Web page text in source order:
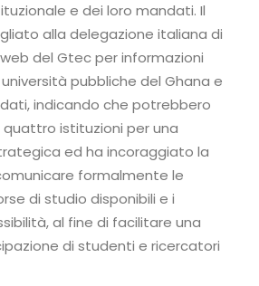
e dei loro mandati. Il
alla delegazione italiana di
del Gtec per informazioni
pubbliche del Ghana e
indicando che potrebbero
quattro istituzioni per una
ed ha incoraggiato la
formalmente le
di studio disponibili e i
al fine di facilitare una
di studenti e ricercatori